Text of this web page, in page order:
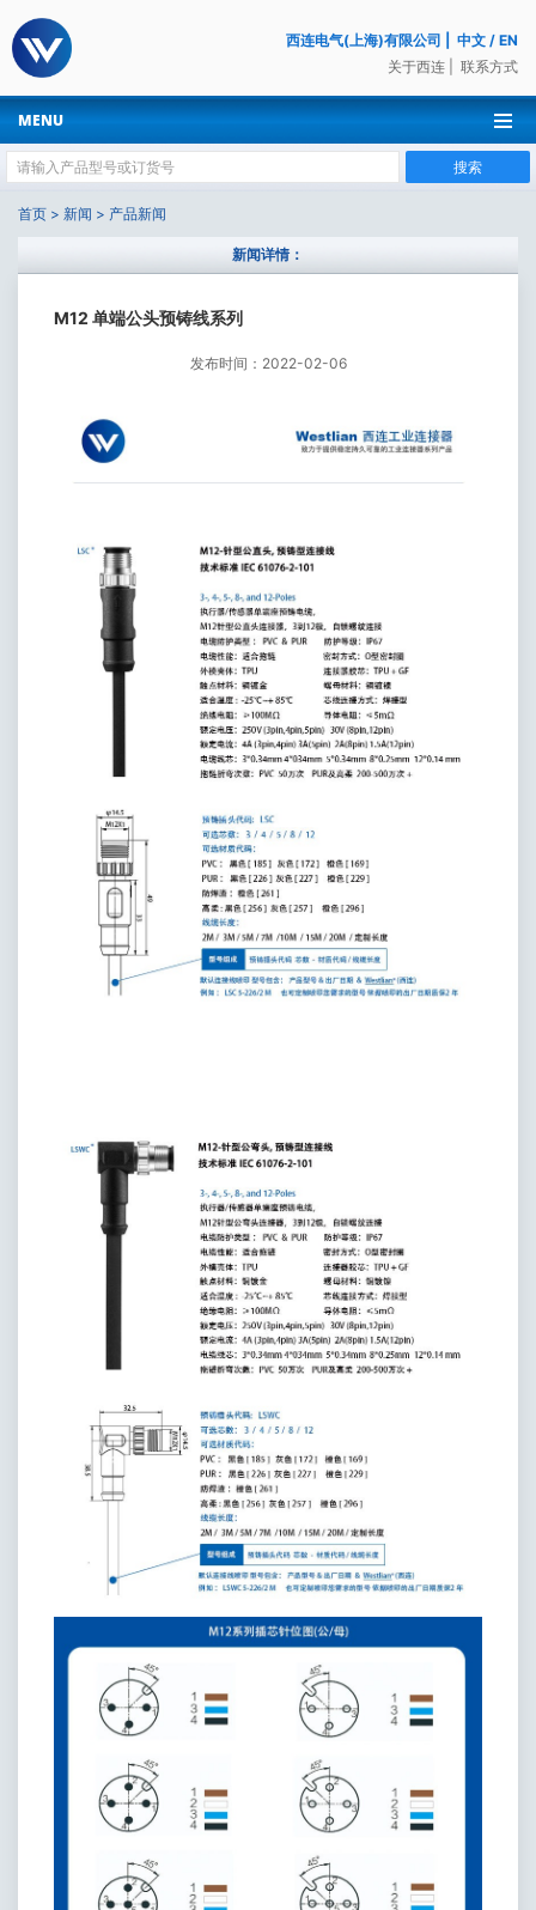
西连电气(上海)有限公司 中文 / EN
关于西连
联系方式
MENU
搜索
首页 > 新闻 > 产品新闻
新闻详情：
M12 单端公头预铸线系列
发布时间：2022-02-06